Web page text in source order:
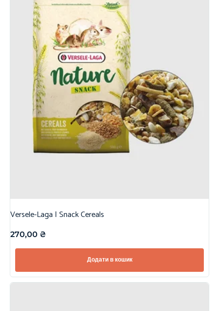
Versele-Laga | Snack Cereals
270,00 ₴
Додати в кошик